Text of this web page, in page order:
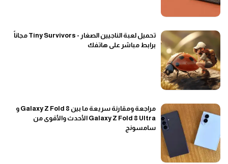
تحميل لعبة الناجيين الصغار - Tiny Survivors مجاناً
برابط مباشر على هاتفك
مراجعة ومقارنة سريعة ما بين Galaxy Z Fold 8 و
Galaxy Z Fold 8 Ultra الأحدث والأقوى من
سامسونج